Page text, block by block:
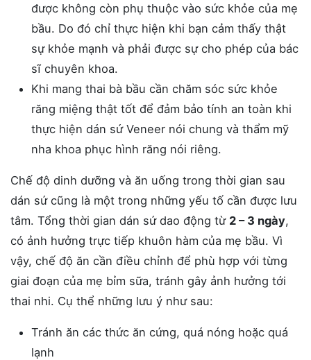
được không còn phụ thuộc vào sức khỏe của mẹ
bầu. Do đó chỉ thực hiện khi bạn cảm thấy thật
sự khỏe mạnh và phải được sự cho phép của bác
sĩ chuyên khoa.
Khi mang thai bà bầu cần chăm sóc sức khỏe
răng miệng thật tốt để đảm bảo tính an toàn khi
thực hiện dán sứ Veneer nói chung và thẩm mỹ
nha khoa phục hình răng nói riêng.
Chế độ dinh dưỡng và ăn uống trong thời gian sau
dán sứ cũng là một trong những yếu tố cần được lưu
tâm. Tổng thời gian dán sứ dao động từ 2 – 3 ngày,
có ảnh hưởng trực tiếp khuôn hàm của mẹ bầu. Vì
vậy, chế độ ăn cần điều chỉnh để phù hợp với từng
giai đoạn của mẹ bỉm sữa, tránh gây ảnh hưởng tới
thai nhi. Cụ thể những lưu ý như sau:
Tránh ăn các thức ăn cứng, quá nóng hoặc quá
lạnh